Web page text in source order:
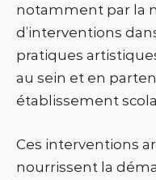
notamment par la
d’interventions
pratiques
au sein et en
établissement
Ces interventions
nourrissent la